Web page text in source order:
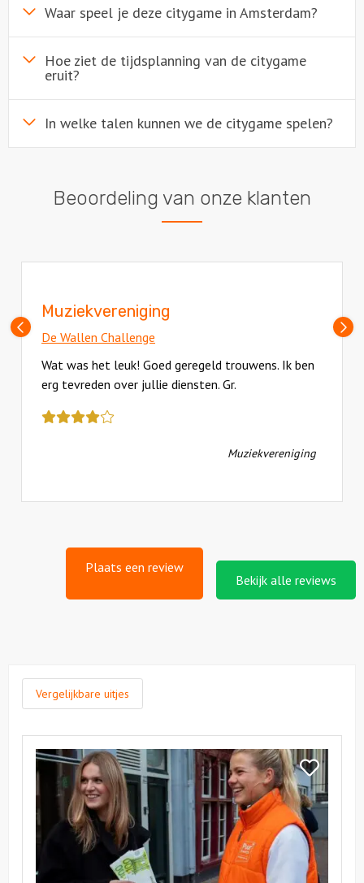
Waar speel je deze citygame in Amsterdam?
Hoe ziet de tijdsplanning van de citygame
eruit?
In welke talen kunnen we de citygame spelen?
Beoordeling van onze klanten
Vorige
slide
Muziekvereniging
De Wallen Challenge
Wat was het leuk! Goed geregeld trouwens. Ik ben
erg tevreden over jullie diensten. Gr.
review
een
Muziekvereniging
Plaats een review
Bekijk alle reviews
Vergelijkbare uitjes
Bekijk
Herken
de
Mol
Bekijk
Herken